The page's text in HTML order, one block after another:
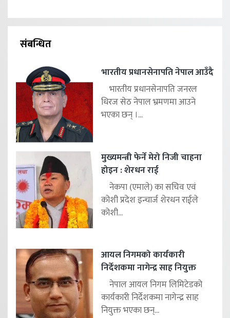
संबन्धित
भारतीय प्रधानसेनापति नेपाल आउँदै
भारतीय प्रधानसेनापति जनरल
धिरज सेठ नेपाल भ्रमणमा आउने
भएका छन् ।...
मुख्यमन्त्री फेर्ने मेरो निजी चाहना
होइन : शेरधन राई
नेकपा (एमाले) का सचिव एवं
कोशी प्रदेश इन्चार्ज शेरधन राईले
कोशी...
आयल निगमको कार्यकारी
निर्देशकमा नागेन्द्र साह नियुक्त
नेपाल आयल निगम लिमिटेडको
कार्यकारी निर्देशकमा नागेन्द्र साह
नियुक्त भएका छन्...